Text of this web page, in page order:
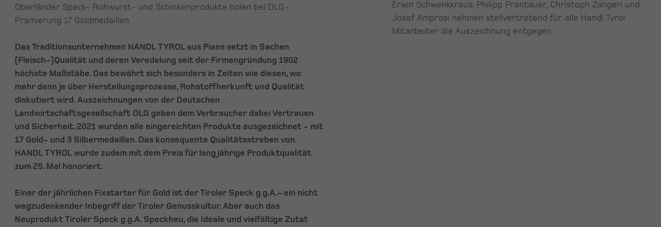
Oberländer Speck- Rohwurst- und Schinkenprodukte holen bei DLG-
Prämierung 17 Goldmedaillen
Das Traditionsunternehmen HANDL TYROL aus Pians setzt in Sachen
(Fleisch-)Qualität und deren Veredelung seit der Firmengründung 1902
höchste Maßstäbe. Das bewährt sich besonders in Zeiten wie diesen, wo
mehr denn je über Herstellungsprozesse, Rohstoffherkunft und Qualität
diskutiert wird. Auszeichnungen von der Deutschen
Landwirtschaftsgesellschaft DLG geben dem Verbraucher dabei Vertrauen
und Sicherheit. 2021 wurden alle eingereichten Produkte ausgezeichnet - mit
17 Gold- und 3 Silbermedaillen. Das konsequente Qualitätsstreben von
HANDL TYROL wurde zudem mit dem Preis für langjährige Produktqualität
zum 25. Mal honoriert.
Einer der jährlichen Fixstarter für Gold ist der Tiroler Speck g.g.A.– ein nicht
wegzudenkender Inbegriff der Tiroler Genusskultur. Aber auch das
Neuprodukt Tiroler Speck g.g.A. Speckheu, die Ideale und vielfältige Zutat
Erwin Schwenkkraus, Philipp Prantauer, Christoph Zangerl und
Josef Amprosi nehmen stellvertretend für alle Handl Tyrol
Mitarbeiter die Auszeichnung entgegen.